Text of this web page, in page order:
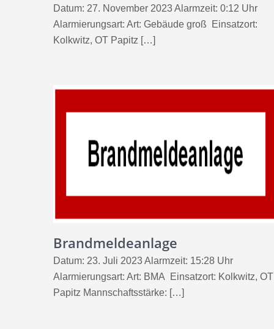
Datum: 27. November 2023 Alarmzeit: 0:12 Uhr
Alarmierungsart: Art: Gebäude groß Einsatzort:
Kolkwitz, OT Papitz […]
Brandmeldeanlage
Datum: 23. Juli 2023 Alarmzeit: 15:28 Uhr
Alarmierungsart: Art: BMA Einsatzort: Kolkwitz, OT
Papitz Mannschaftsstärke: […]